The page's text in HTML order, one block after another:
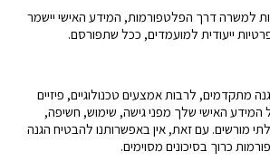
למשרה דרך הפלטפורמות, המידע האישי יישמר
ייעודית למועמדים, ככל שתפורסם.
מתקדמים, לרבות אמצעים טכנולוגיים, פיזיים
המידע האישי שלך מפני גישה, שימוש, חשיפה,
מורשים. עם זאת, אין באפשרותנו להבטיח הגנה
כרוך בסיכונים מסוימים.